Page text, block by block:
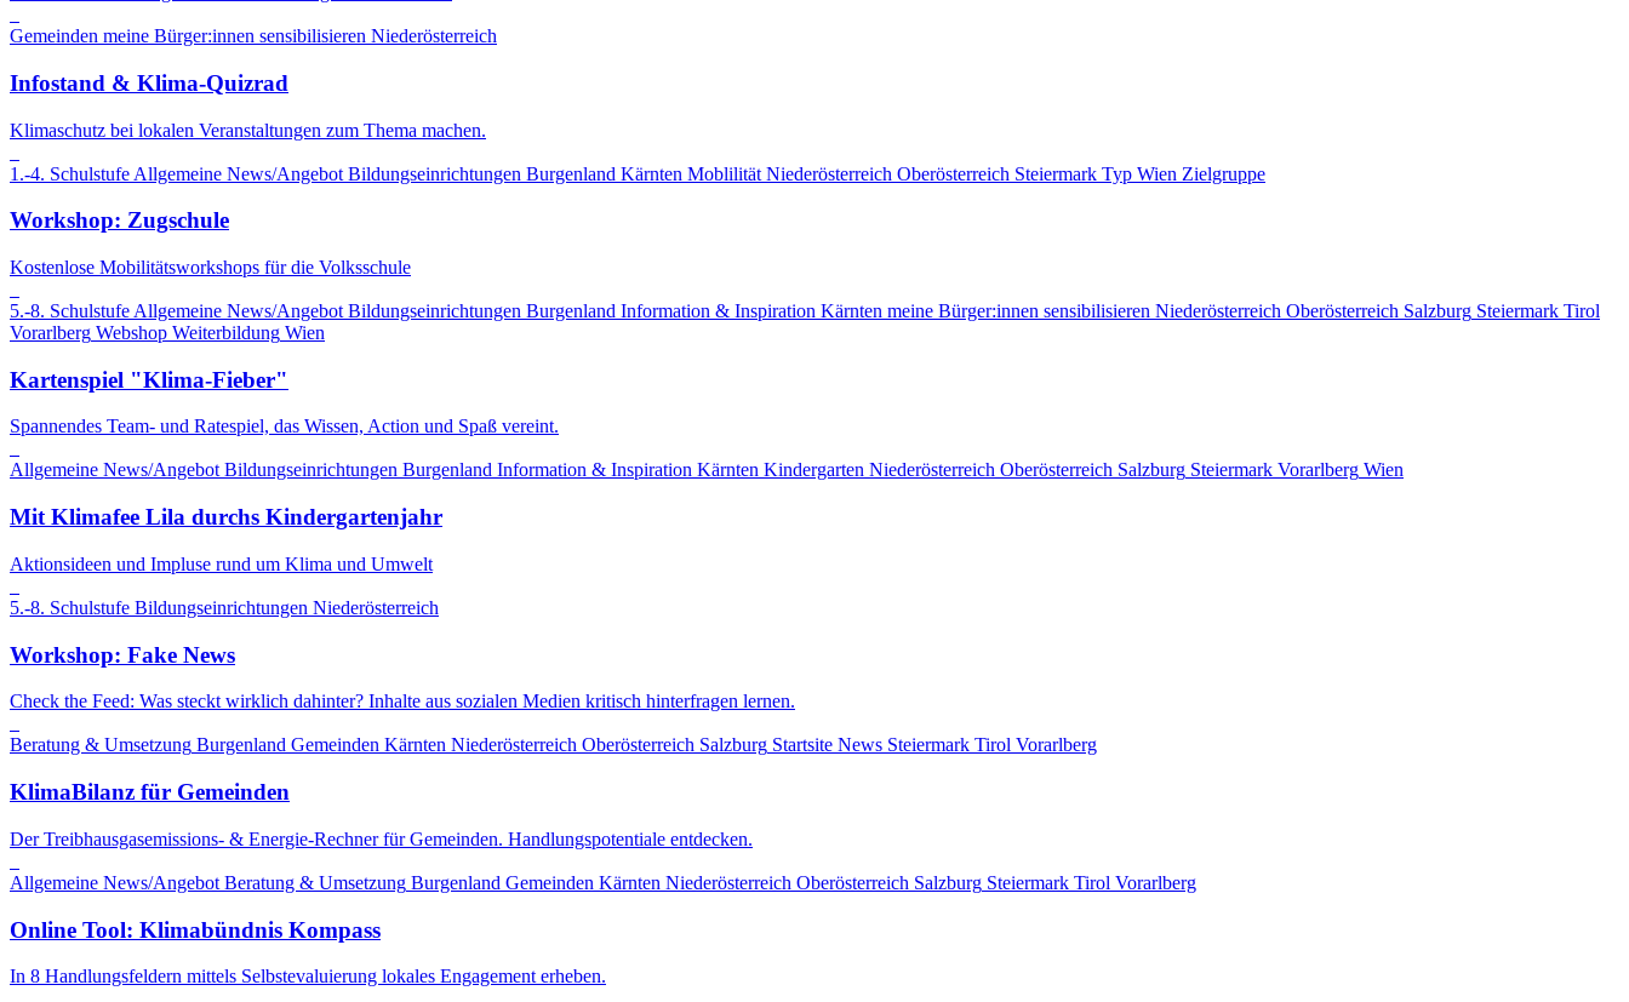
Gemeinden meine Bürger:innen sensibilisieren Niederösterreich
Infostand & Klima-Quizrad
Klimaschutz bei lokalen Veranstaltungen zum Thema machen.
1.-4. Schulstufe Allgemeine News/Angebot Bildungseinrichtungen Burgenland Kärnten Moblilität Niederösterreich Oberösterreich Steiermark Typ Wien Zielgruppe
Workshop: Zugschule
Kostenlose Mobilitätsworkshops für die Volksschule
5.-8. Schulstufe Allgemeine News/Angebot Bildungseinrichtungen Burgenland Information & Inspiration Kärnten meine Bürger:innen sensibilisieren Niederösterreich Oberösterreich Salzburg Steiermark Tirol
Vorarlberg Webshop Weiterbildung Wien
Kartenspiel "Klima-Fieber"
Spannendes Team- und Ratespiel, das Wissen, Action und Spaß vereint.
Allgemeine News/Angebot Bildungseinrichtungen Burgenland Information & Inspiration Kärnten Kindergarten Niederösterreich Oberösterreich Salzburg Steiermark Vorarlberg Wien
Mit Klimafee Lila durchs Kindergartenjahr
Aktionsideen und Impluse rund um Klima und Umwelt
5.-8. Schulstufe Bildungseinrichtungen Niederösterreich
Workshop: Fake News
Check the Feed: Was steckt wirklich dahinter? Inhalte aus sozialen Medien kritisch hinterfragen lernen.
Beratung & Umsetzung Burgenland Gemeinden Kärnten Niederösterreich Oberösterreich Salzburg Startsite News Steiermark Tirol Vorarlberg
KlimaBilanz für Gemeinden
Der Treibhausgasemissions- & Energie-Rechner für Gemeinden. Handlungspotentiale entdecken.
Allgemeine News/Angebot Beratung & Umsetzung Burgenland Gemeinden Kärnten Niederösterreich Oberösterreich Salzburg Steiermark Tirol Vorarlberg
Online Tool: Klimabündnis Kompass
In 8 Handlungsfeldern mittels Selbstevaluierung lokales Engagement erheben.